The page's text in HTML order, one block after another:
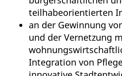
teilhabeorientierten
an der Gewinnung
und der Vernetzung
Integration von